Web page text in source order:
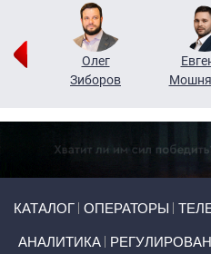
Олег
Зиборов
КАТАЛОГ ОПЕРАТОРЫ
АНАЛИТИКА